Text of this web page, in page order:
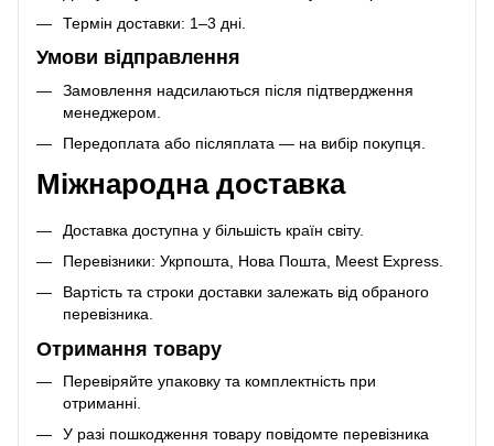
Термін доставки: 1–3 дні.
Умови відправлення
Замовлення надсилаються після підтвердження
менеджером.
Передоплата або післяплата — на вибір покупця.
Міжнародна доставка
Доставка доступна у більшість країн світу.
Перевізники: Укрпошта, Нова Пошта, Meest Express.
Вартість та строки доставки залежать від обраного
перевізника.
Отримання товару
Перевіряйте упаковку та комплектність при
отриманні.
У разі пошкодження товару повідомте перевізника